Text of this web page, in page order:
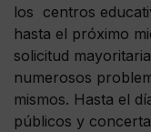
los centros
hasta el próximo
solicitud
numerosos
mismos. Hasta el
públicos y